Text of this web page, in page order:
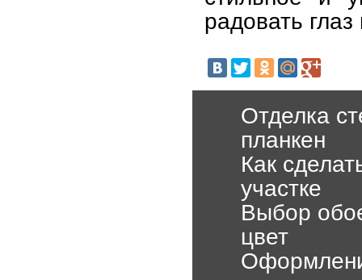
радовать
Отделка
планкен
Как
участке
Выбор
цвет